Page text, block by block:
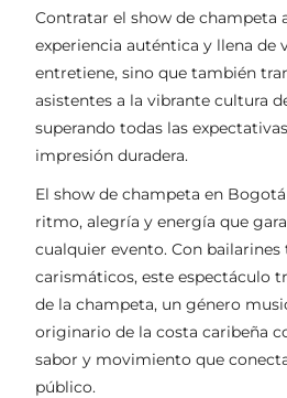
Contratar el show de champeta
experiencia auténtica y llena de
entretiene, sino que también
asistentes a la vibrante cultura
superando todas las
impresión duradera.
El show de champeta en
ritmo, alegría y energía que
cualquier evento. Con bailarines
carismáticos, este espectáculo
de la champeta, un género
originario de la costa caribeña
sabor y movimiento que
público.